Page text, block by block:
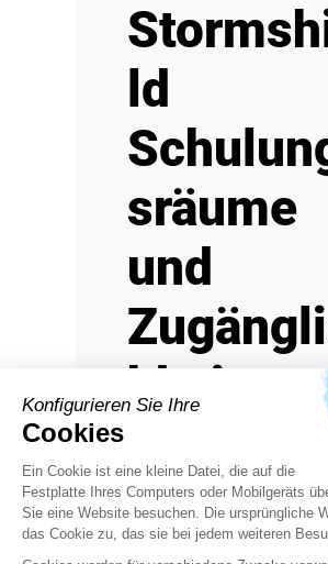
ld
sräume
und
hkeit
Auch Menschen mit
Behinderungen können
nach Art der
an unseren Schulungen
Konfigurieren Sie Ihre
Cookies
Ein Cookie ist eine kleine Datei, die auf die
Festplatte Ihres Computers oder Mobilgeräts
Sie eine Website besuchen. Die ursprüngliche
das Cookie zu, das sie bei jedem weiteren